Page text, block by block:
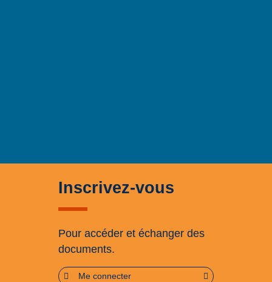
Inscrivez-vous
Pour accéder et échanger des
documents.
Me connecter